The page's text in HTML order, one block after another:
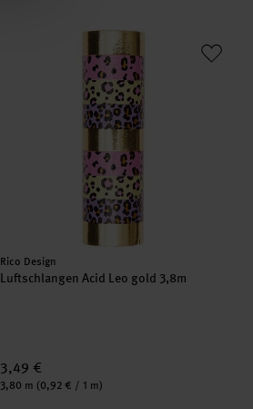
Luftschlangen Acid Leo gold 3,8m
Hersteller:
Rico Design
Luftschlangen Acid Leo gold 3,8m
3,49 €
Inhalt:
3,80 m (0,92 € / 1 m)